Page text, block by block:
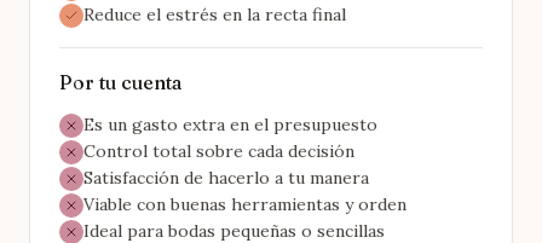
Reduce el estrés en la recta final
Por tu cuenta
Es un gasto extra en el presupuesto
Control total sobre cada decisión
Satisfacción de hacerlo a tu manera
Viable con buenas herramientas y orden
Ideal para bodas pequeñas o sencillas